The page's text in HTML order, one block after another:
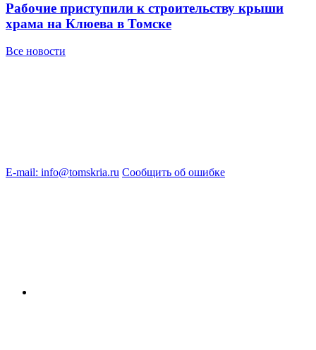
Рабочие приступили к строительству крыши
храма на Клюева в Томске
Все новости
E-mail: info@tomskria.ru Сообщить об ошибке